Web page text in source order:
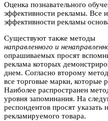
Оценка познавательного
эффективности рекламы. Все
эффективности рекламы
Существуют также методы
направленного и
опрашиваемых просят
реклама которых
днем. Согласно второму
все торговые марки, которые
Наиболее распространен
уровня запоминания. На
респондентов просят указать
рекламируемого товара.